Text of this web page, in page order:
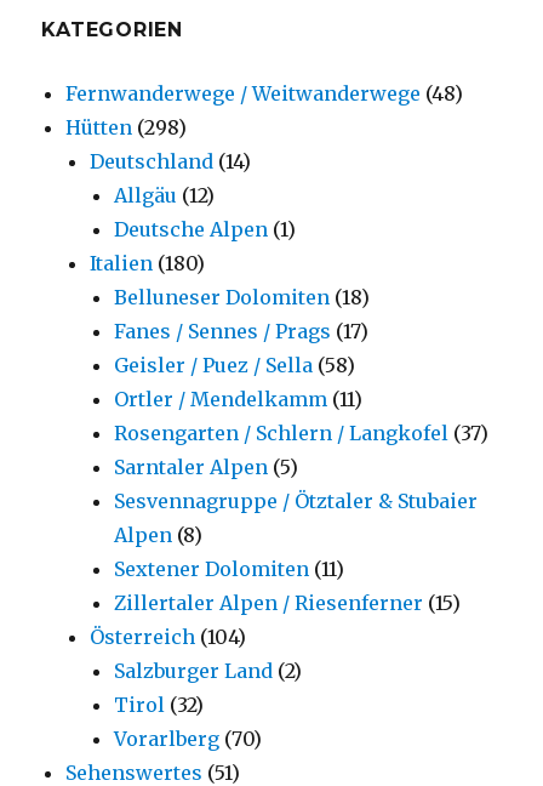
KATEGORIEN
Fernwanderwege / Weitwanderwege (48)
Hütten (298)
Deutschland (14)
Allgäu (12)
Deutsche Alpen (1)
Italien (180)
Belluneser Dolomiten (18)
Fanes / Sennes / Prags (17)
Geisler / Puez / Sella (58)
Ortler / Mendelkamm (11)
Rosengarten / Schlern / Langkofel (37)
Sarntaler Alpen (5)
Sesvennagruppe / Ötztaler & Stubaier
Alpen (8)
Sextener Dolomiten (11)
Zillertaler Alpen / Riesenferner (15)
Österreich (104)
Salzburger Land (2)
Tirol (32)
Vorarlberg (70)
Sehenswertes (51)